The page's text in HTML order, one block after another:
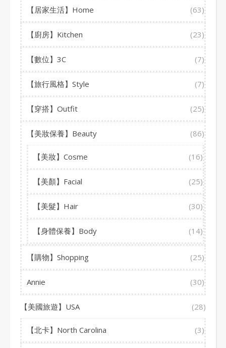
【居家生活】Home (63)
【廚房】Kitchen (23)
【數位】3C (7)
【旅行風格】Style (7)
【穿搭】Outfit (25)
【美妝保養】Beauty (86)
【美妝】Cosme (16)
【美顏】Facial (25)
【美髮】Hair (30)
【身體保養】Body (14)
【購物】Shopping (25)
Annie (30)
【美國旅遊】USA (28)
【北卡】North Carolina (3)